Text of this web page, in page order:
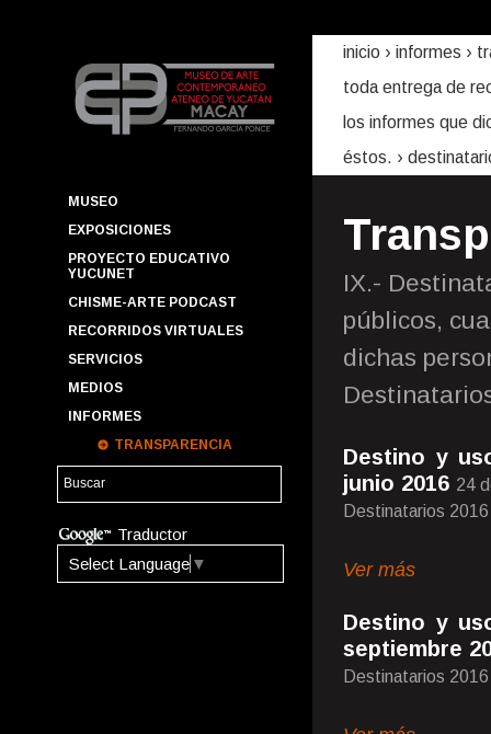
MUSEO
EXPOSICIONES
PROYECTO EDUCATIVO
YUCUNET
CHISME-ARTE PODCAST
RECORRIDOS VIRTUALES
SERVICIOS
MEDIOS
INFORMES
TRANSPARENCIA
Traductor
Select Language ▼
inicio › informes ›
toda entrega de
los informes que
éstos. ›
IX.-
públicos,
dichas
Destino y
junio 2016 24
Destinatarios 2016
Ver más
Destino y
septiembre
Destinatarios 2016